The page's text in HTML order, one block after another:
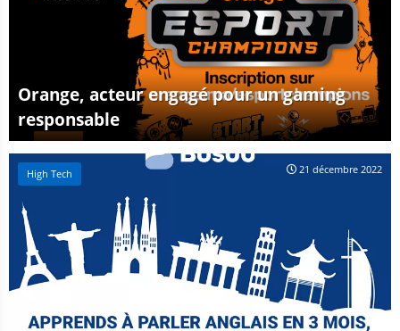
Orange, acteur engagé pour un gaming
responsable
High Tech 21 décembre 2022